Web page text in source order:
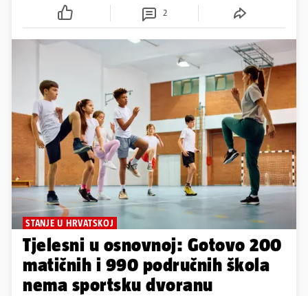
2
STANJE U HRVATSKOJ
Tjelesni u osnovnoj: Gotovo 200
matičnih i 990 područnih škola
nema sportsku dvoranu